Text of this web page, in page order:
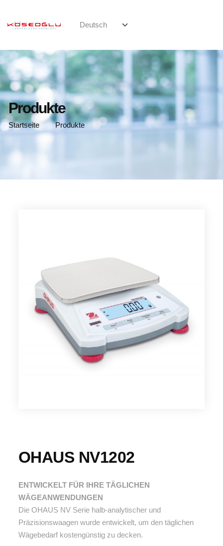
Produkte
Startseite Produkte
OHAUS NV1202
ENTWICKELT FÜR IHRE TÄGLICHEN
WÄGEANWENDUNGEN
Die OHAUS NV Serie halb-analytischer und
Präzisionswaagen wurde entwickelt, um den täglichen
Wägebedarf kostengünstig zu decken.